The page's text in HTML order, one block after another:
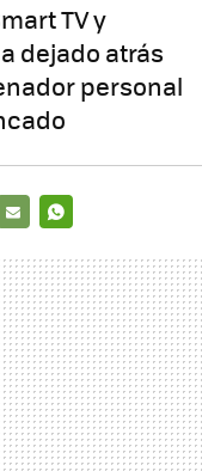
TV y
dejado atrás
personal